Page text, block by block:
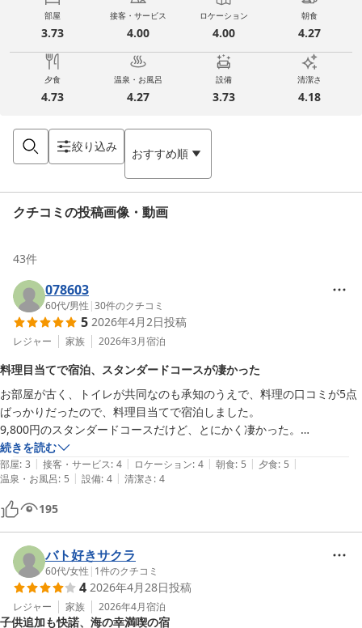
部屋
3.73
接客・サービス
4.00
ロケーション
4.00
朝食
4.27
夕食
4.73
温泉・お風呂
4.27
設備
3.73
清潔さ
4.18
絞り込み おすすめ順
クチコミの投稿画像・動画
43件
078603
60代/男性 |30件のクチコミ
5 2026年4月2日投稿
レジャー 家族 2026年3月宿泊
料理目当てで宿泊、スタンダードコースが凄かった
お部屋が古く、トイレが共同なのも承知のうえで、料理の口コミが5点
ばっかりだったので、料理目当てで宿泊しました。
9,800円のスタンダードコースだけど、とにかく凄かった。
三食盛り
お造り
酢の物
牡蠣とほうぼうのフライ
揚げ餅
椀もの
野菜となんとかのかき揚げ
鯛の塩焼き
ご飯にビール中瓶3本
普段ではとても食べられない量だけど、意外にもぺろりといけてしまっ
続きを読む
部屋: 3 | 接客・サービス: 4 | ロケーション: 4 | 朝食: 5 | 夕食: 5 |
温泉・お風呂: 5 | 設備: 4 | 清潔さ: 4
195
バト好きサクラ
60代/女性 | 1件のクチコミ
4 2026年4月28日投稿
レジャー 家族 2026年4月宿泊
子供追加も快諾、海の幸満喫の宿